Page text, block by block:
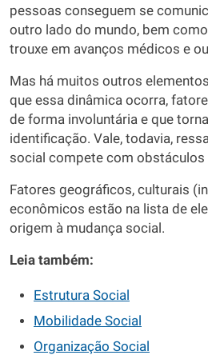
pessoas conseguem se
outro lado do mundo, bem
trouxe em avanços médicos e
Mas há muitos outros
que essa dinâmica ocorra,
de forma involuntária e que
identificação. Vale, todavia,
social compete com obstáculos
Fatores geográficos, culturais
econômicos estão na lista de
origem à mudança social.
Leia também:
Estrutura Social
Mobilidade Social
Organização Social